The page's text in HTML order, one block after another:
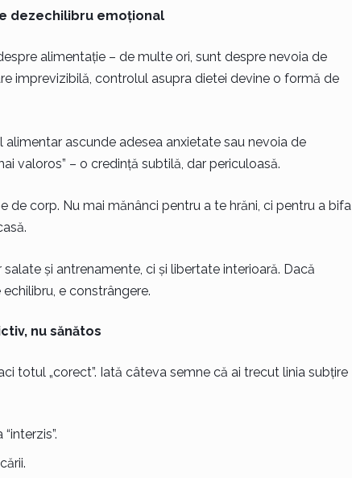
dezechilibru emoțional
alimentație – de multe ori, sunt despre nevoia de
imprevizibilă, controlul asupra dietei devine o formă de
ascunde adesea anxietate sau nevoia de
valoros” – o credință subtilă, dar periculoasă.
de corp. Nu mai mănânci pentru a te hrăni, ci pentru a bifa
și antrenamente, ci și libertate interioară. Dacă
e constrângere.
nu sănătos
totul „corect”. Iată câteva semne că ai trecut linia subțire